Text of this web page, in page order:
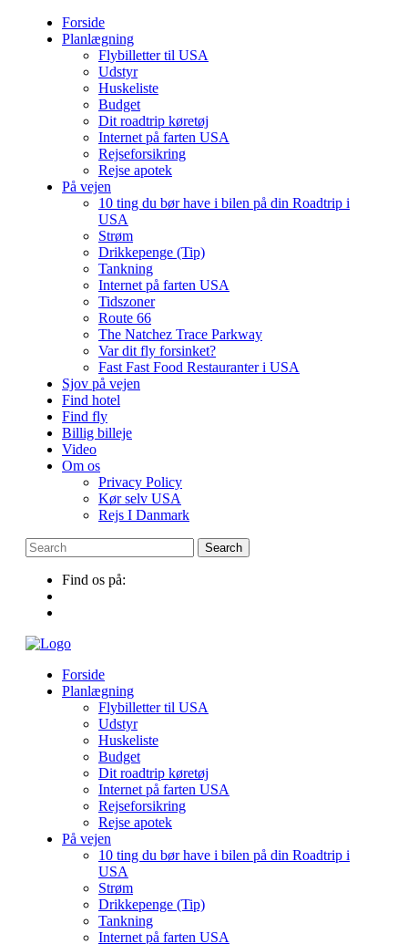
Forside
Planlægning
Flybilletter til USA
Udstyr
Huskeliste
Budget
Dit roadtrip køretøj
Internet på farten USA
Rejseforsikring
Rejse apotek
På vejen
10 ting du bør have i bilen på din Roadtrip i
USA
Strøm
Drikkepenge (Tip)
Tankning
Internet på farten USA
Tidszoner
Route 66
The Natchez Trace Parkway
Var dit fly forsinket?
Fast Fast Food Restauranter i USA
Sjov på vejen
Find hotel
Find fly
Billig billeje
Video
Om os
Privacy Policy
Kør selv USA
Rejs I Danmark
Find os på:
Forside
Planlægning
Flybilletter til USA
Udstyr
Huskeliste
Budget
Dit roadtrip køretøj
Internet på farten USA
Rejseforsikring
Rejse apotek
På vejen
10 ting du bør have i bilen på din Roadtrip i
USA
Strøm
Drikkepenge (Tip)
Tankning
Internet på farten USA